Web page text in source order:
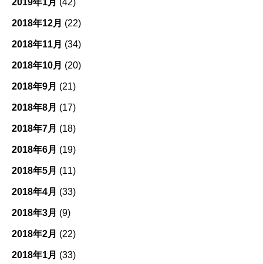
2019年1月 (42)
2018年12月 (22)
2018年11月 (34)
2018年10月 (20)
2018年9月 (21)
2018年8月 (17)
2018年7月 (18)
2018年6月 (19)
2018年5月 (11)
2018年4月 (33)
2018年3月 (9)
2018年2月 (22)
2018年1月 (33)